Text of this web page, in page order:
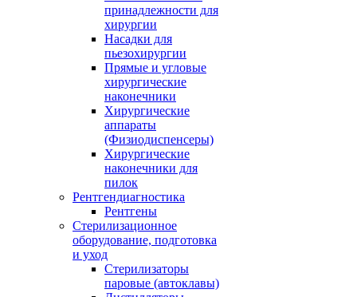
принадлежности для
хирургии
Насадки для
пьезохирургии
Прямые и угловые
хирургические
наконечники
Хирургические
аппараты
(Физиодиспенсеры)
Хирургические
наконечники для
пилок
Рентгендиагностика
Рентгены
Стерилизационное
оборудование, подготовка
и уход
Стерилизаторы
паровые (автоклавы)